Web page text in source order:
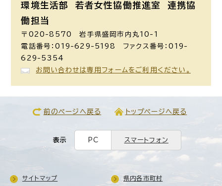
環境生活部 若者女性協働推進室
連携協
働担当
〒020-8570 岩手県盛岡市内丸10-1
電話番号：019-629-5198 ファクス番号：019-
629-5354
お問い合わせは専用フォームをご利用ください。
前のページへ戻る トップページへ戻る
表示 PC スマートフォン
サイトマップ 県内各市町村